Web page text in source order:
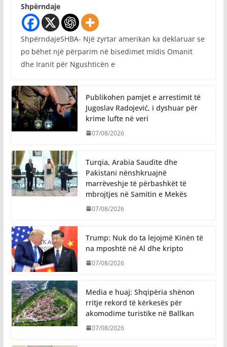
Shpërndaje
ShpërndajeSHBA- Një zyrtar amerikan ka deklaruar se
po bëhet një përparim në bisedimet midis Omanit
dhe Iranit për Ngushticën e
Publikohen pamjet e arrestimit të
Jugoslav Radojević, i dyshuar për
krime lufte në veri
07/08/2026
Turqia, Arabia Saudite dhe
Pakistani nënshkruajnë
marrëveshje të përbashkët të
mbrojtjes në Samitin e Mekës
07/08/2026
Trump: Nuk do ta lejojmë Kinën të
na mposhtë në Al dhe kripto
07/08/2026
Media e huaj: Shqipëria shënon
rritje rekord të kërkesës për
akomodime turistike në Ballkan
07/08/2026